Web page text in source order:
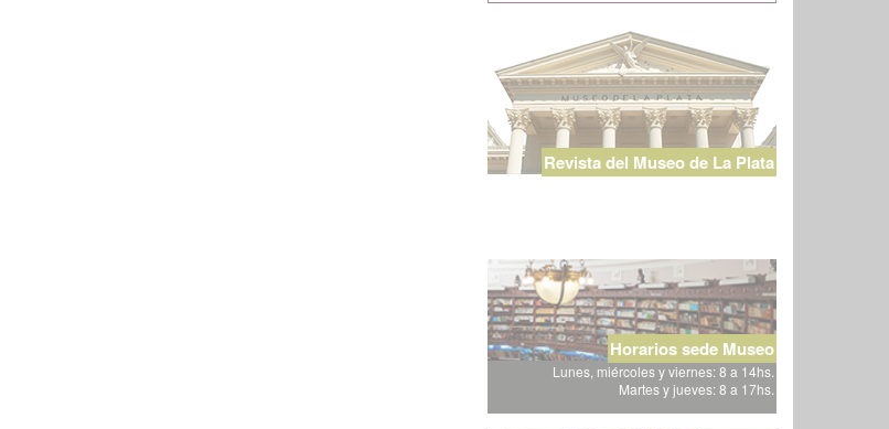
Revista del Museo de La Plata
Horarios sede Museo
Lunes, miércoles y viernes: 8 a 14hs.
Martes y jueves: 8 a 17hs.